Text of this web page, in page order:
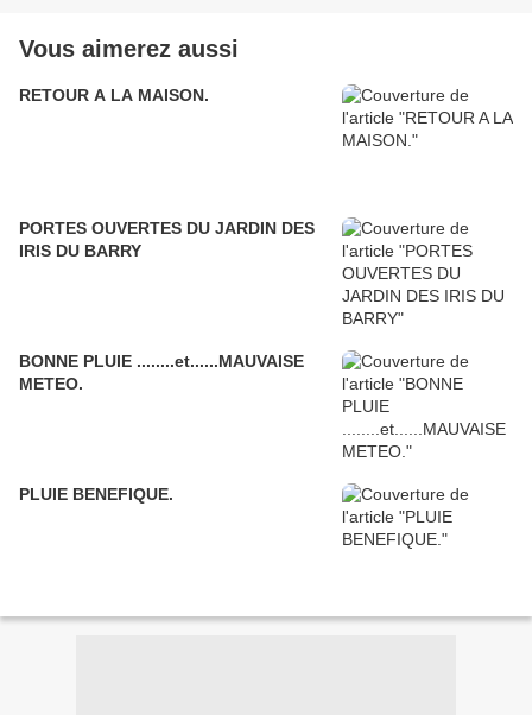
Vous aimerez aussi
RETOUR A LA MAISON.
PORTES OUVERTES DU JARDIN DES
IRIS DU BARRY
BONNE PLUIE ........et......MAUVAISE
METEO.
PLUIE BENEFIQUE.